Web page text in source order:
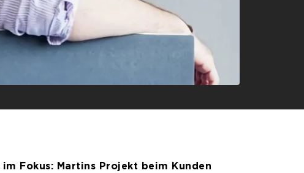
im Fokus: Martins Projekt beim Kunden